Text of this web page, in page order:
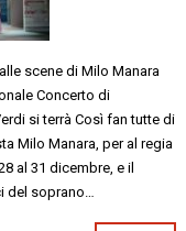
scene di Milo Manara
Concerto di
si terrà Così fan tutte di
Milo Manara, per al regia
al 31 dicembre, e il
del soprano…